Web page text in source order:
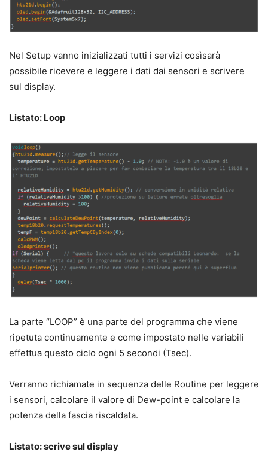
Nel Setup vanno inizializzati tutti i servizi cosìsarà
possibile ricevere e leggere i dati dai sensori e scrivere
sul display.
Listato: Loop
La parte “LOOP” è una parte del programma che viene
ripetuta continuamente e come impostato nelle variabili
effettua questo ciclo ogni 5 secondi (Tsec).
Verranno richiamate in sequenza delle Routine per leggere
i sensori, calcolare il valore di Dew-point e calcolare la
potenza della fascia riscaldata.
Listato: scrive sul display